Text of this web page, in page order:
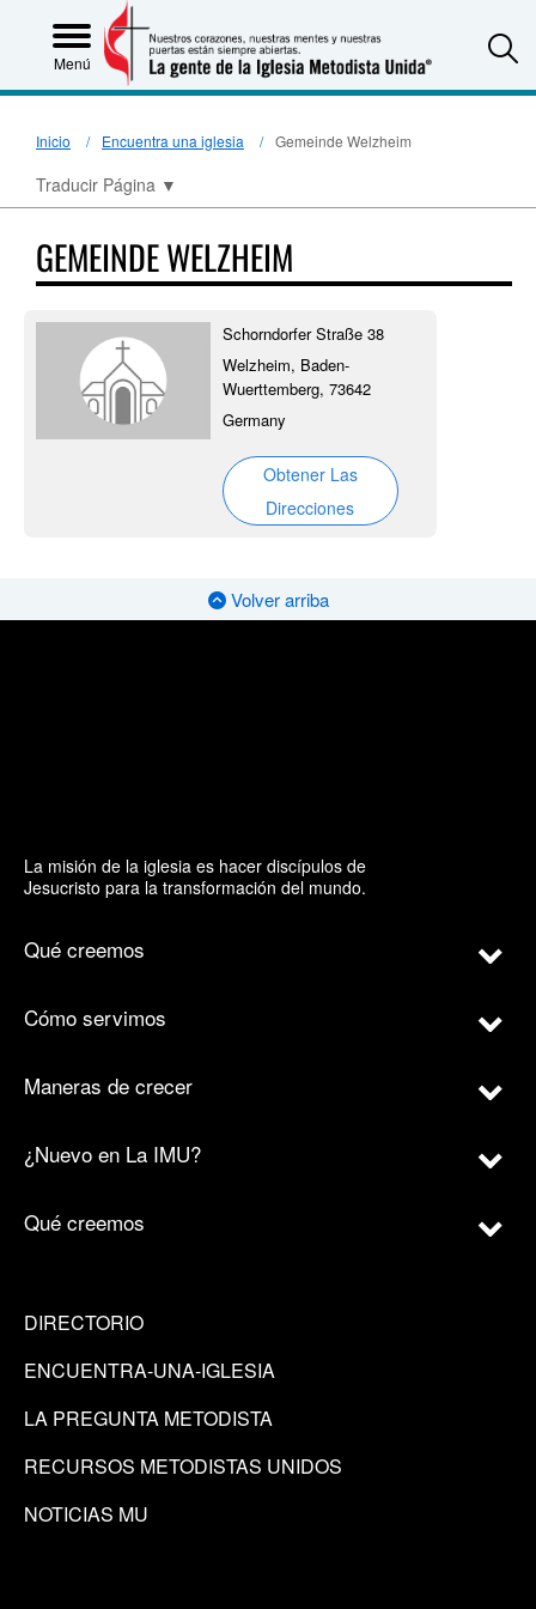
Menú
Inicio Encuentra una iglesia Gemeinde Welzheim
Traducir Página ▼
GEMEINDE WELZHEIM
Schorndorfer Straße 38
Welzheim, Baden-
Wuerttemberg, 73642
Germany
Obtener Las
Direcciones
Volver arriba
La misión de la iglesia es hacer discípulos de
Jesucristo para la transformación del mundo.
Qué creemos
Cómo servimos
Maneras de crecer
¿Nuevo en La IMU?
Qué creemos
DIRECTORIO
ENCUENTRA-UNA-IGLESIA
LA PREGUNTA METODISTA
RECURSOS METODISTAS UNIDOS
NOTICIAS MU